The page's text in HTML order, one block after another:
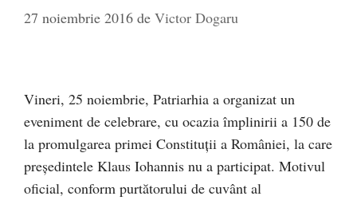
27 noiembrie 2016 de Victor Dogaru
Vineri, 25 noiembrie, Patriarhia a organizat un
eveniment de celebrare, cu ocazia împlinirii a 150 de
la promulgarea primei Constituții a României, la care
președintele Klaus Iohannis nu a participat. Motivul
oficial, conform purtătorului de cuvânt al